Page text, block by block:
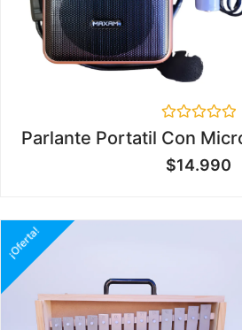
Valorado
en
0
de
Parlante Portatil Con
$14.990
¡Oferta!